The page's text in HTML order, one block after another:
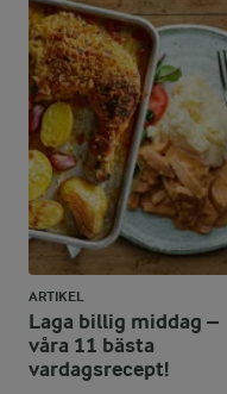
ARTIKEL
Laga billig middag –
våra 11 bästa
vardagsrecept!